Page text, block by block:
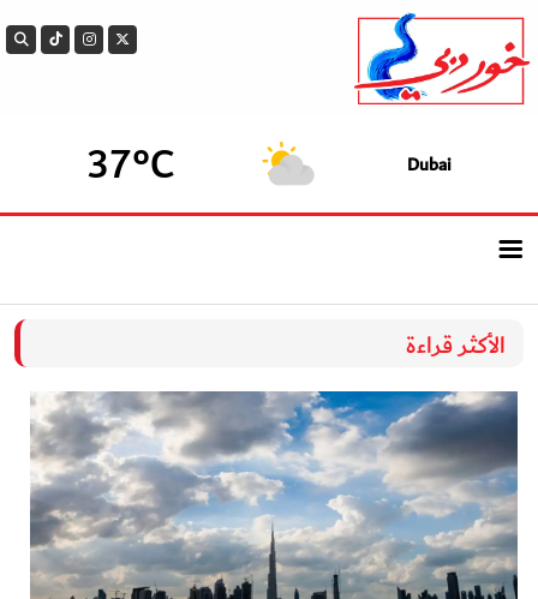
Dubai
37°C
الرئيسيــة
سوالف الدار
بيزنس
في المرمى
الأكثر قراءة